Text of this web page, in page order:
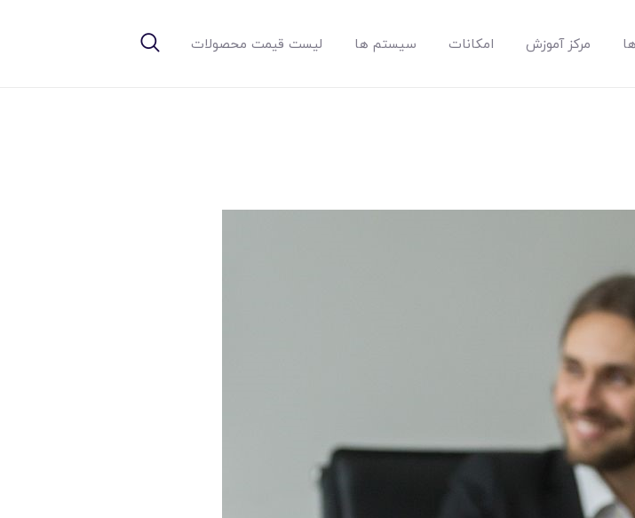
مرکز آموزش امکانات سیستم ها لیست قیمت محصولات
نوشته ها
آموزش
امکانات
ها